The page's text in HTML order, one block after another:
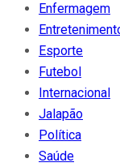
Enfermagem
Esporte
Futebol
Internacional
Jalapão
Política
Saúde